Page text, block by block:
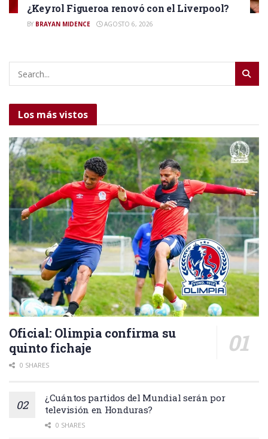
¿Keyrol Figueroa renovó con el Liverpool?
BY BRAYAN MIDENCE AGOSTO 6, 2026
Los más vistos
Oficial: Olimpia confirma su
quinto fichaje
0 SHARES
¿Cuántos partidos del Mundial serán por
televisión en Honduras?
0 SHARES